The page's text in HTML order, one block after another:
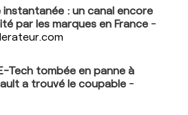
instantanée : un canal encore
par les marques en France -
Tech tombée en panne à
a trouvé le coupable -